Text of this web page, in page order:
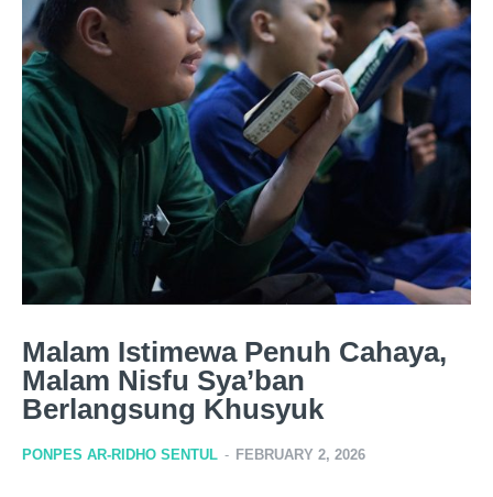
Malam Istimewa Penuh Cahaya,
Malam Nisfu Sya’ban
Berlangsung Khusyuk
PONPES AR-RIDHO SENTUL - FEBRUARY 2, 2026